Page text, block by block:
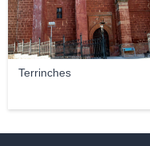
Terrinches